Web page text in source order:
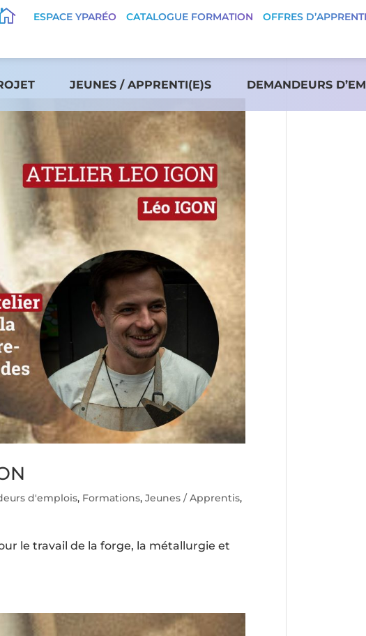
ESPACE YPARÉO CATALOGUE FORMATION OFFRES
JEUNES / APPRENTI(E)S DEMANDEURS
d'emplois, Formations,Jeunes / Apprentis,
le travail de la forge, la métallurgie et